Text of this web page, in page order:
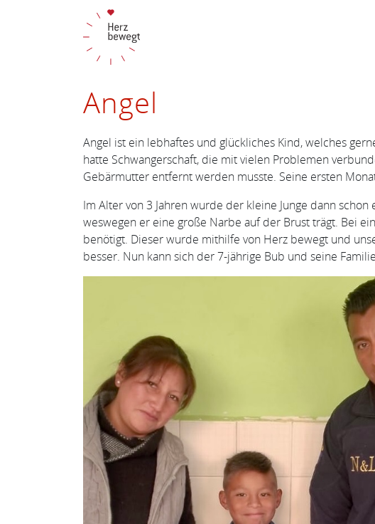
Angel
Angel ist ein lebhaftes und glückliches Kind, welches
hatte Schwangerschaft, die mit vielen Problemen
Gebärmutter entfernt werden musste. Seine ersten
Im Alter von 3 Jahren wurde der kleine Junge dann
weswegen er eine große Narbe auf der Brust trägt. Bei
benötigt. Dieser wurde mithilfe von Herz bewegt und
besser. Nun kann sich der 7-jährige Bub und seine